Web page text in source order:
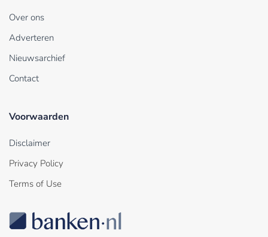
Over ons
Adverteren
Nieuwsarchief
Contact
Voorwaarden
Disclaimer
Privacy Policy
Terms of Use